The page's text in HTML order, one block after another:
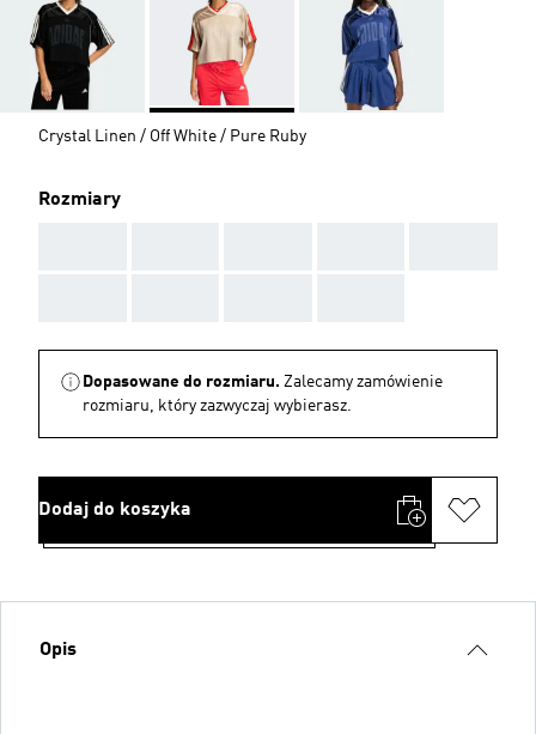
Crystal Linen / Off White / Pure Ruby
Rozmiary
Dopasowane do rozmiaru. Zalecamy zamówienie
rozmiaru, który zazwyczaj wybierasz.
Dodaj do koszyka
Opis